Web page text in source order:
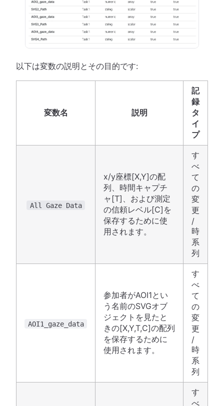
以下は変数の説明とその目的です:
変数名 説明
記
録
タ
イ
プ
All Gaze Data
x/y座標[X,Y]の配
列、時間キャプチ
ャ[T]、および測定
の信頼レベル[C]を
保存するために使
用されます。
す
べ
て
の
変
更
/
時
系
列
AOI1_gaze_data
参加者がAOI1とい
う名前のSVGオブ
ジェクトを見たと
きの[X,Y,T,C]の配列
を保存するために
使用されます。
す
べ
て
の
変
更
/
時
系
列
す
べ